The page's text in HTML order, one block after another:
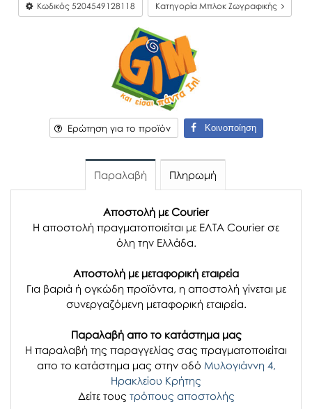
Κωδικός 5204549128118 Κατηγορία Μπλοκ Ζωγραφικής
Ερώτηση για το προϊόν Κοινοποίηση
Παραλαβή Πληρωμή
Αποστολή με Courier
Η αποστολή πραγματοποιείται με ΕΛΤΑ Courier σε
όλη την Ελλάδα.
Αποστολή με μεταφορική εταιρεία
Για βαριά ή ογκώδη προϊόντα, η αποστολή γίνεται με
συνεργαζόμενη μεταφορική εταιρεία.
Παραλαβή απο το κατάστημα μας
H παραλαβή της παραγγελίας σας πραγματοποιείται
απο το κατάστημα μας στην οδό Μυλογιάννη 4,
Ηρακλείου Κρήτης
Δείτε τους τρόπους αποστολής